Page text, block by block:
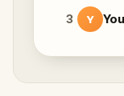
3 Y You